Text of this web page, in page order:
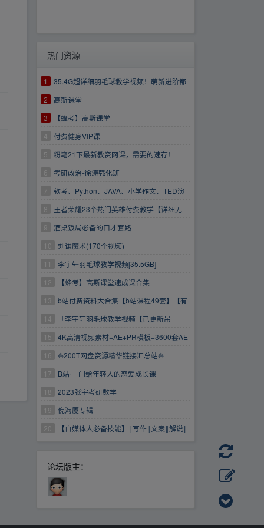
热门资源
1
35.4G超详细羽毛球教学视频！萌新进阶都
适合！
2
高斯课堂
3
【蜂考】高斯课堂
4
付费健身VIP课
5
粉笔21下最新教资网课，需要的速存！
6
考研政治-徐涛强化班
7
软考、Python、JAVA、小学作文、TED演
讲、科幻世界等大合集
8
王者荣耀23个热门英雄付费教学【详细无
比】
https://www.aliyundrive.com/s/BMiauqdqXTf
9
酒桌饭局必备的口才套路
10
刘谦魔术(170个视频)
11
李宇轩羽毛球教学视频[35.5GB]
12
【蜂考】高斯课堂速成课合集
13
b站付费资料大合集【b站课程49套】【有
目录】
14
「李宇轩羽毛球教学视频【已更新吊
球】」
15
4K高清视频素材+AE+PR模板+3600套AE
预设动画包【WIN+MAC】需要的速度保存
16
⛵200T网盘资源精华链接汇总站⛵
17
B站·一门给年轻人的恋爱成长课
18
2023张宇考研数学
19
倪海厦专辑
20
【自媒体人必备技能】‖写作‖文案‖解说‖
论坛版主：